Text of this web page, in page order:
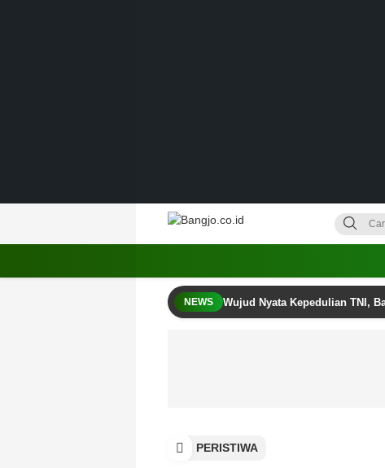
NEWS Wujud Nyata Kepedulian TNI,
PERISTIWA